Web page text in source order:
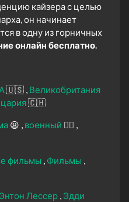
кайзера с целью
он начинает
в одну из горничных
онлайн бесплатно.
🇺🇸 Великобритания
🇨🇭
😫 военный 👨‍✈️
фильмы
Фильмы
Энтон Лессер Эдди